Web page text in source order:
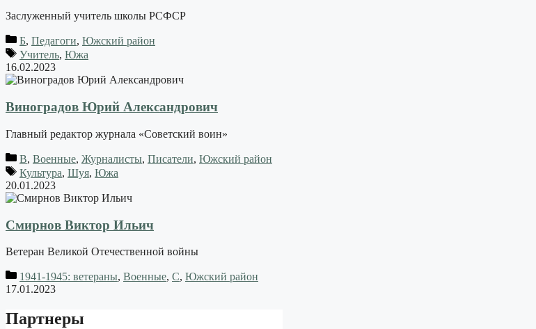
Заслуженный учитель школы РСФСР
Б, Педагоги, Южский район
Учитель, Южа
16.02.2023
Виноградов Юрий Александрович
Главный редактор журнала «Советский воин»
В, Военные, Журналисты, Писатели, Южский район
Культура, Шуя, Южа
20.01.2023
Смирнов Виктор Ильич
Ветеран Великой Отечественной войны
1941-1945: ветераны, Военные, С, Южский район
17.01.2023
Партнеры